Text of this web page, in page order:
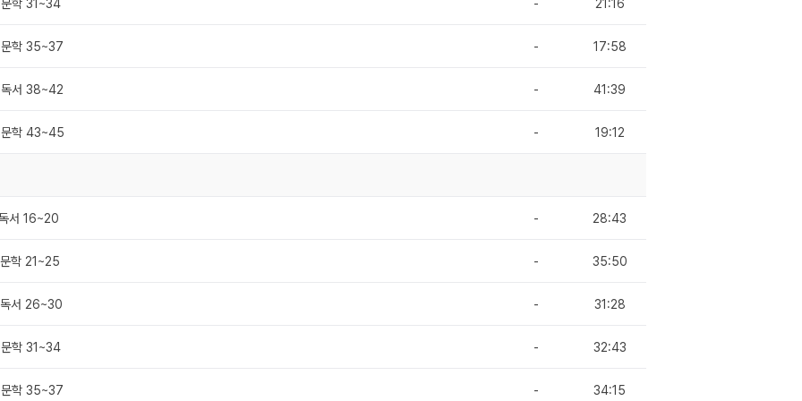
학 31~34 - 21:16
학 35~37 - 17:58
서 38~42 - 41:39
학 43~45 - 19:12
서 16~20 - 28:43
학 21~25 - 35:50
서 26~30 - 31:28
학 31~34 - 32:43
학 35~37 - 34:15